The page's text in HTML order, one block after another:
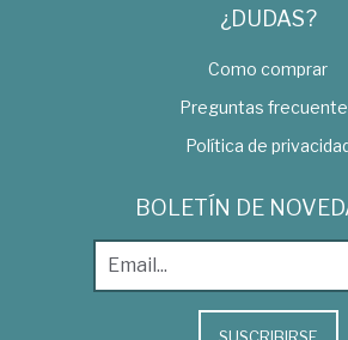
¿DUDAS?
Como comprar
Preguntas
Política de
BOLETÍN DE